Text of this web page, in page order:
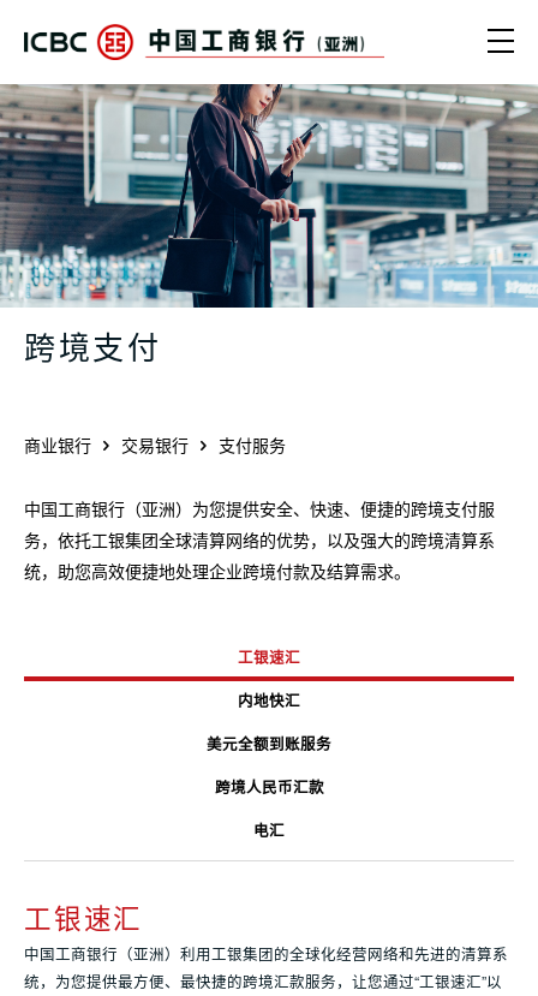
跨境支付 - 中国工商银行（亚洲）
跨境支付
商业银行 交易银行 支付服务
中国工商银行（亚洲）为您提供安全、快速、便捷的跨境支付服
务，依托工银集团全球清算网络的优势，以及强大的跨境清算系
统，助您高效便捷地处理企业跨境付款及结算需求。
工银速汇
内地快汇
美元全额到账服务
跨境人民币汇款
电汇
工银速汇
中国工商银行（亚洲）利用工银集团的全球化经营网络和先进的清算系
统，为您提供最方便、最快捷的跨境汇款服务，让您通过“工银速汇”以